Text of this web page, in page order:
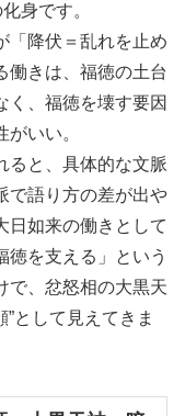
身です。
「降伏＝乱れを止め
働きは、福徳の土台
く、福徳を壊す要因
いい。
ると、具体的な文脈
で語り方の差が出や
日如来の働きとして
徳を支える」という
で、忿怒相の大黒天
”として見えてきま